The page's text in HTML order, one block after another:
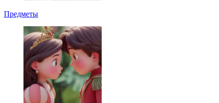
Предметы